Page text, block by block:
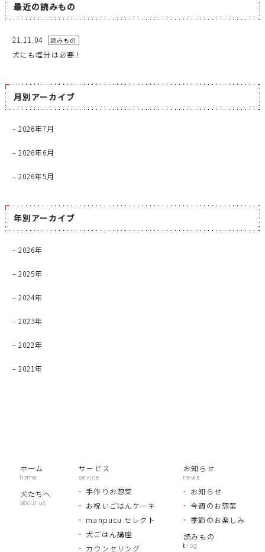
最近の読みもの
21.11.04 読みもの
犬にも塩分は必要！
月別アーカイブ
2026年7月
2026年6月
2026年5月
年別アーカイブ
2026年
2025年
2024年
2023年
2022年
2021年
ホーム
犬たちへ
サービス
手作りお惣菜
お祝いごはんケーキ
manpucu セレクト
犬ごはん講座
カウンセリング
お知らせ
お知らせ
今週のお惣菜
季節のお楽しみ
読みもの